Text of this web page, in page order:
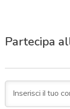
Partecipa